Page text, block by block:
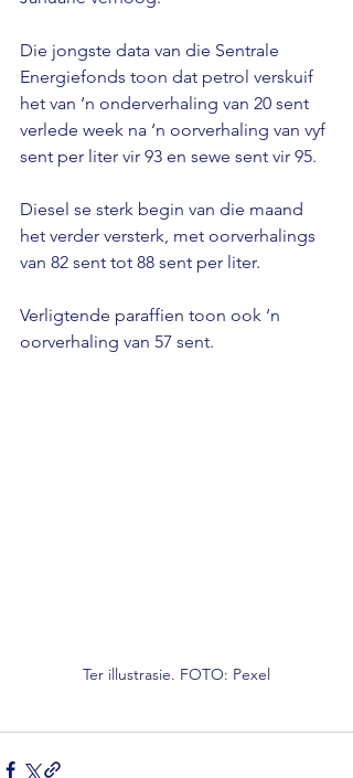
Die jongste data van die Sentrale
Energiefonds toon dat petrol verskuif
het van ‘n onderverhaling van 20 sent
verlede week na ‘n oorverhaling van vyf
sent per liter vir 93 en sewe sent vir 95.
Diesel se sterk begin van die maand
het verder versterk, met oorverhalings
van 82 sent tot 88 sent per liter.
Verligtende paraffien toon ook ‘n
oorverhaling van 57 sent.
Ter illustrasie. FOTO: Pexel